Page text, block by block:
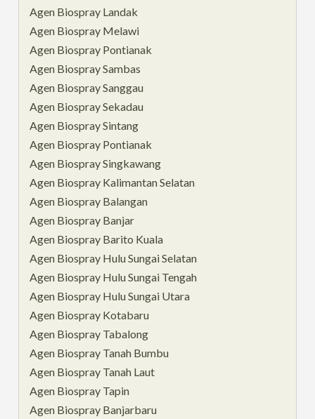
Agen Biospray Landak
Agen Biospray Melawi
Agen Biospray Pontianak
Agen Biospray Sambas
Agen Biospray Sanggau
Agen Biospray Sekadau
Agen Biospray Sintang
Agen Biospray Pontianak
Agen Biospray Singkawang
Agen Biospray Kalimantan Selatan
Agen Biospray Balangan
Agen Biospray Banjar
Agen Biospray Barito Kuala
Agen Biospray Hulu Sungai Selatan
Agen Biospray Hulu Sungai Tengah
Agen Biospray Hulu Sungai Utara
Agen Biospray Kotabaru
Agen Biospray Tabalong
Agen Biospray Tanah Bumbu
Agen Biospray Tanah Laut
Agen Biospray Tapin
Agen Biospray Banjarbaru